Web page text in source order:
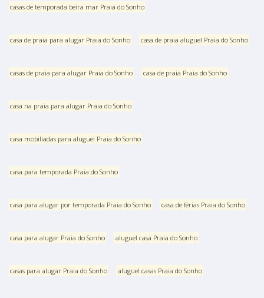
casas de temporada beira mar Praia do Sonho
casa de praia para alugar Praia do Sonho casa de praia aluguel Praia do Sonho
casas de praia para alugar Praia do Sonho casa de praia Praia do Sonho
casa na praia para alugar Praia do Sonho
casa mobiliadas para aluguel Praia do Sonho
casa para temporada Praia do Sonho
casa para alugar por temporada Praia do Sonho casa de férias Praia do Sonho
casa para alugar Praia do Sonho aluguel casa Praia do Sonho
casas para alugar Praia do Sonho aluguel casas Praia do Sonho